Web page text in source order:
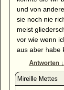
und von
sie noch nie
meist
vor wie wenn
aus aber habe
Antworten ↓